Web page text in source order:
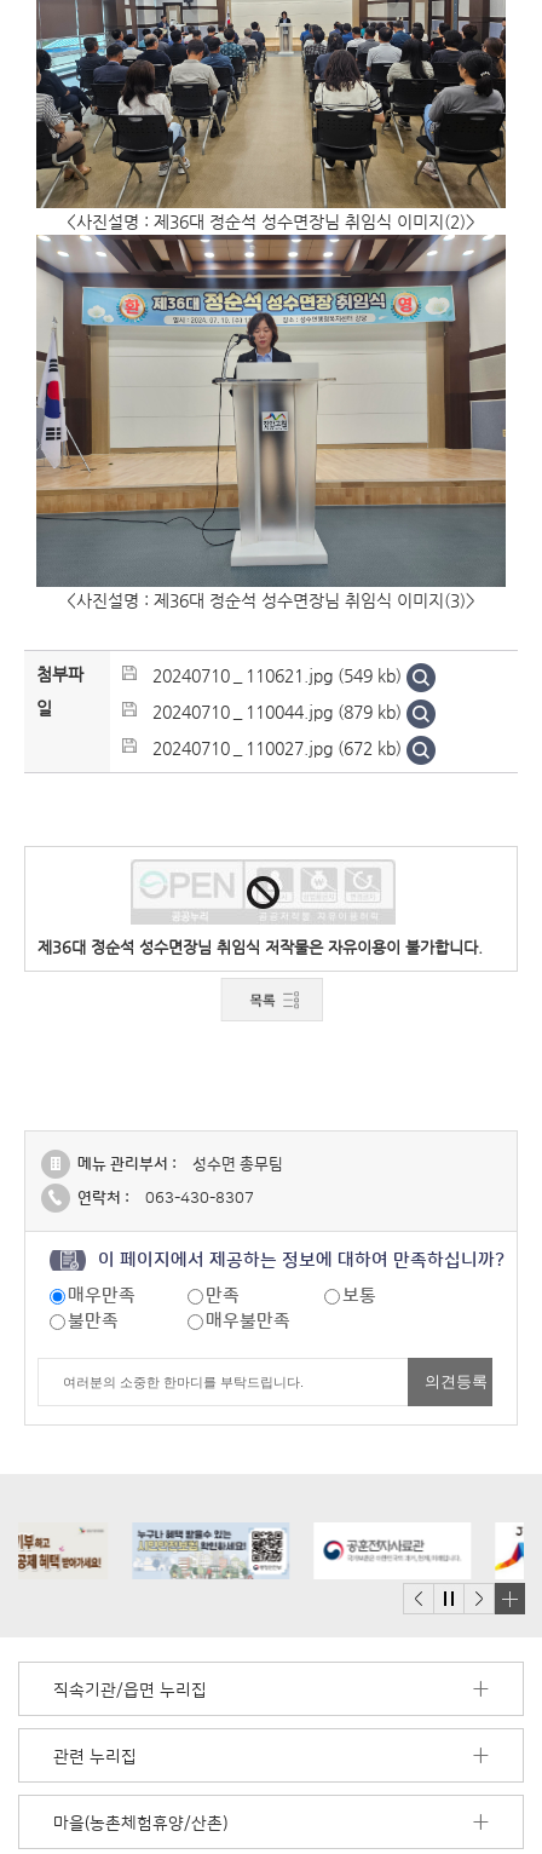
<사진설명 : 제36대 정순석 성수면장님 취임식 이미지(2)>
<사진설명 : 제36대 정순석 성수면장님 취임식 이미지(3)>
첨부파
일
20240710＿110621.jpg (549 kb)
20240710＿110044.jpg (879 kb)
20240710＿110027.jpg (672 kb)
제36대 정순석 성수면장님 취임식 저작물은 자유이용이 불가합니다.
메뉴 관리부서 :
성수면 총무팀
연락처 :
063-430-8307
이 페이지에서 제공하는 정보에 대하여 만족하십니까?
매우만족
만족
보통
불만족
매우불만족
더
기
직속기관/읍면 누리집
관련 누리집
마을(농촌체험휴양/산촌)